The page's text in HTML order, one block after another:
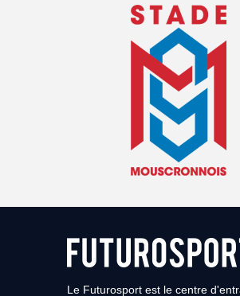
Le Futurosport est le centre